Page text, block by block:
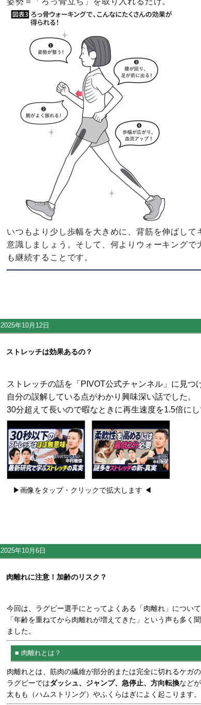
いつもより少し歩幅を大きめに、背筋を伸ばして
意識しましょう。そして、何よりウォーキングで
も継続することです。
2025年10月12日
ストレッチは効果あるの？
ストレッチの話を「PIVOT公式チャンネル」に見つ
自分の誤解している点がわかり興味深い話でした。
30分超えて長いので暇なときに再生速度を1.5倍にし
▶画像をタップ・クリックで拡大します ◀
2025年10月6日
肉離れに注意！加齢のリスク？
今回は、ラグビー選手にとってよくある「肉離れ」について
「年齢を重ねてから肉離れが増えてきた」という声も多く
ました。
■ 肉離れとは？
肉離れとは、筋肉の繊維が部分的または完全に切れるケガの
ラグビーではダッシュ、ジャンプ、急停止、方向転換など
太もも（ハムストリング）やふくらはぎによく起こります。